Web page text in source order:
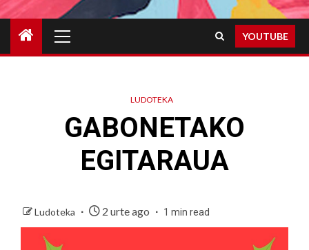
Menu
YOUTUBE
LUDOTEKA
GABONETAKO
EGITARAUA
Ludoteka 2 urte ago 1 min read